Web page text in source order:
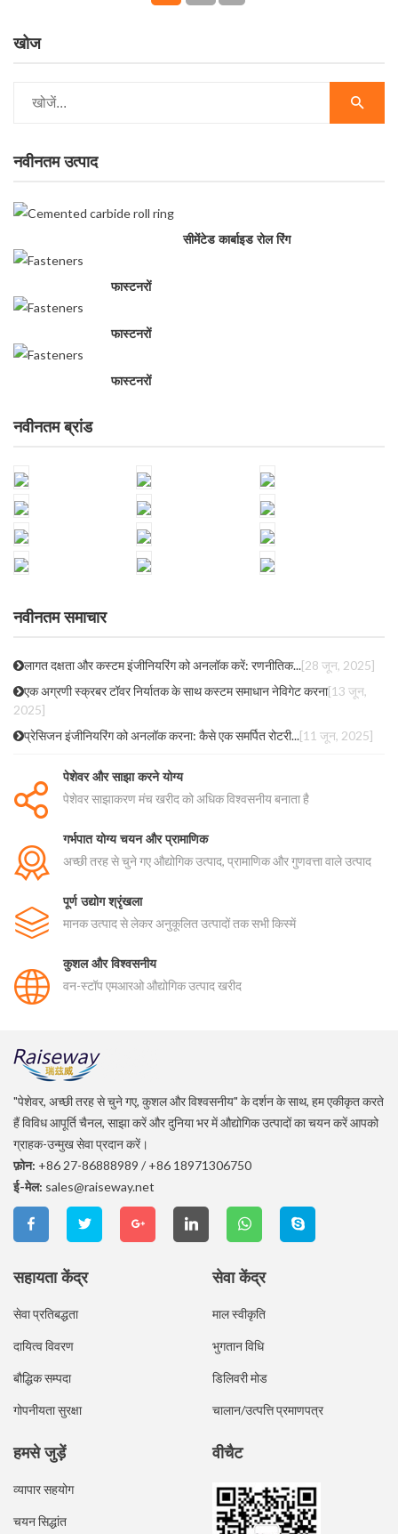
खोज
नवीनतम उत्पाद
सीमेंटेड कार्बाइड रोल रिंग
फास्टनरों
फास्टनरों
फास्टनरों
नवीनतम ब्रांड
नवीनतम समाचार
लागत दक्षता और कस्टम इंजीनियरिंग को अनलॉक करें: रणनीतिक...[28 जून, 2025]
एक अग्रणी स्क्रबर टॉवर निर्यातक के साथ कस्टम समाधान नेविगेट करना[13 जून,
2025]
प्रेसिजन इंजीनियरिंग को अनलॉक करना: कैसे एक समर्पित रोटरी...[11 जून, 2025]
पेशेवर और साझा करने योग्य
पेशेवर साझाकरण मंच खरीद को अधिक विश्वसनीय बनाता है
गर्भपात योग्य चयन और प्रामाणिक
अच्छी तरह से चुने गए औद्योगिक उत्पाद, प्रामाणिक और गुणवत्ता वाले उत्पाद
पूर्ण उद्योग श्रृंखला
मानक उत्पाद से लेकर अनुकूलित उत्पादों तक सभी किस्में
कुशल और विश्वसनीय
वन-स्टॉप एमआरओ औद्योगिक उत्पाद खरीद
"पेशेवर, अच्छी तरह से चुने गए, कुशल और विश्वसनीय" के दर्शन के साथ, हम एकीकृत करते
हैं विविध आपूर्ति चैनल, साझा करें और दुनिया भर में औद्योगिक उत्पादों का चयन करें आपको
ग्राहक-उन्मुख सेवा प्रदान करें।
फ़ोन: +86 27-86888989 / +86 18971306750
ई-मेल: sales@raiseway.net
सहायता केंद्र
सेवा प्रतिबद्धता
दायित्व विवरण
बौद्धिक सम्पदा
गोपनीयता सुरक्षा
सेवा केंद्र
माल स्वीकृति
भुगतान विधि
डिलिवरी मोड
चालान/उत्पत्ति प्रमाणपत्र
हमसे जुड़ें
व्यापार सहयोग
चयन सिद्धांत
वीचैट